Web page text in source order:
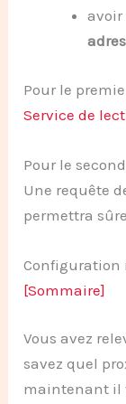
avoir
Pour le
Service de
Pour le
Une requête
permettra
Configuration
[Sommaire]
Vous avez
savez quel
maintenant il